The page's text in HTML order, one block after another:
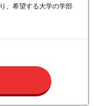
、希望する大学の学部